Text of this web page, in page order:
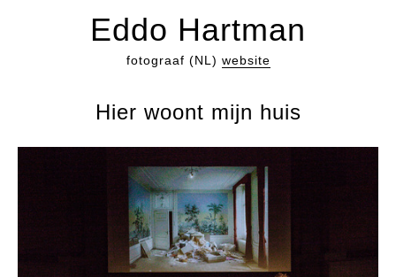
Eddo Hartman
fotograaf (NL) website
Hier woont mijn huis